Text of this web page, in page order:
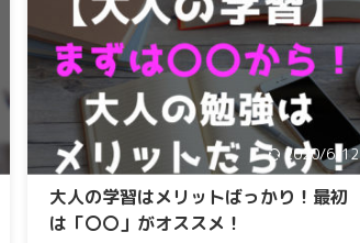
るみなさんも、本を読んでいるときは「スゴク勉
強になったな～^^」と満足したり、仕事で活かせ
そうな内容だと思っていたのにうまくいかせなか
ったりする経験があると思います。 せっかく勉
強を頑張ってるし、総務省の家計調査で年収の多
い家庭ほど本に投資をしているデータがあった
り、収入が ...
2020/6/12
大人の学習はメリットばっかり！最初
は「〇〇」がオススメ！